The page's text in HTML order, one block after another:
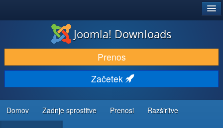
PRENESI IN RAZŠIRI
ODKRIJTE & IZVEJTE
SKUPNOST IN PODPORA
VIRI ZA RAZVIJALCE
Joomla! Downloads
Prenos
Začetek
Domov Zadnje sprostitve Prenosi Razširitve